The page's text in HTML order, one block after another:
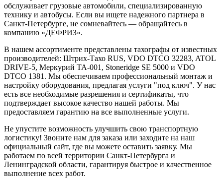
обслуживает грузовые автомобили, специализированную
технику и автобусы. Если вы ищете надежного партнера в
Санкт-Петербурге, не сомневайтесь — обращайтесь в
компанию «ДЕФРИЗ».
В нашем ассортименте представлены тахографы от известных
производителей: Штрих-Тахо RUS, VDO DTCO 32283, ATOL
DRIVE-5, Меркурий TA-001, Stoneridge SE 5000 и VDO
DTCO 1381. Мы обеспечиваем профессиональный монтаж и
настройку оборудования, предлагая услуги "под ключ". У нас
есть все необходимые разрешения и сертификаты, что
подтверждает высокое качество нашей работы. Мы
предоставляем гарантию на все выполненные услуги.
Не упустите возможность улучшить свою транспортную
логистику! Звоните нам для заказа или заходите на наш
официальный сайт, где вы можете оставить заявку. Мы
работаем по всей территории Санкт-Петербурга и
Ленинградской области, гарантируя быстрое и качественное
выполнение всех работ.